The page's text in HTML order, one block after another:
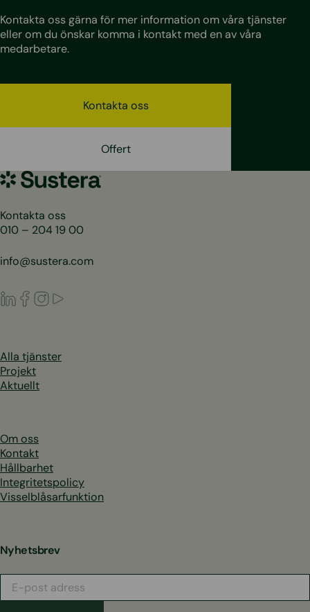
Kontakta oss gärna för mer information om våra tjänster
eller om du önskar komma i kontakt med en av våra
medarbetare.
Kontakta oss
Offert
Sustera
Sweden
Kontakta oss
010 – 204 19 00
info@sustera.com
LinkedIn
Facebook
Instagram
Alla tjänster
Projekt
Aktuellt
Om oss
Kontakt
Hållbarhet
Integritetspolicy
Visselblåsarfunktion
Nyhetsbrev
post